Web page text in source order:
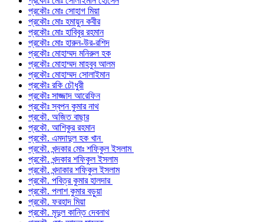
প্রকৌঃ মোঃ সোহাগ মিয়া
প্রকৌঃ মোঃ হমায়ুন কবীর
প্রকৌঃ মোঃ হাবিবুর রহমান
প্রকৌঃ মোঃ হারুন-উর-রশিদ
প্রকৌঃ মোহাম্মদ মনিরুল হক
প্রকৌঃ মোহাম্মদ মাহবুব আলম
প্রকৌঃ মোহাম্মদ সোলাইমান
প্রকৌঃ রকি চৌধুরী
প্রকৌঃ সাজ্জাদ আরেফিন
প্রকৌঃ স্বপন কুমার নাথ
প্রকৌ. অজিত বাছার
প্রকৌ. আশিকুর রহমান
প্রকৌ. এমদাদুল হক খান
প্রকৌ. খন্দকার মোঃ শফিকুল ইসলাম
প্রকৌ. খন্দকার শফিকুল ইসলাম
প্রকৌ. খন্দাকার শফিকুল ইসলাম
প্রকৌ. পবিত্র কুমার হালদার
প্রকৌ. পলাশ কুমার বড়ুয়া
প্রকৌ. ফরহাদ মিয়া
প্রকৌ. মৃদুল কান্তি দেবনাথ